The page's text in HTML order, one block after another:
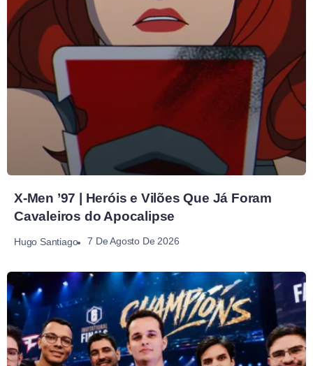
X-Men ’97 | Heróis e Vilões Que Já Foram
Cavaleiros do Apocalipse
Hugo Santiago 7 De Agosto De 2026